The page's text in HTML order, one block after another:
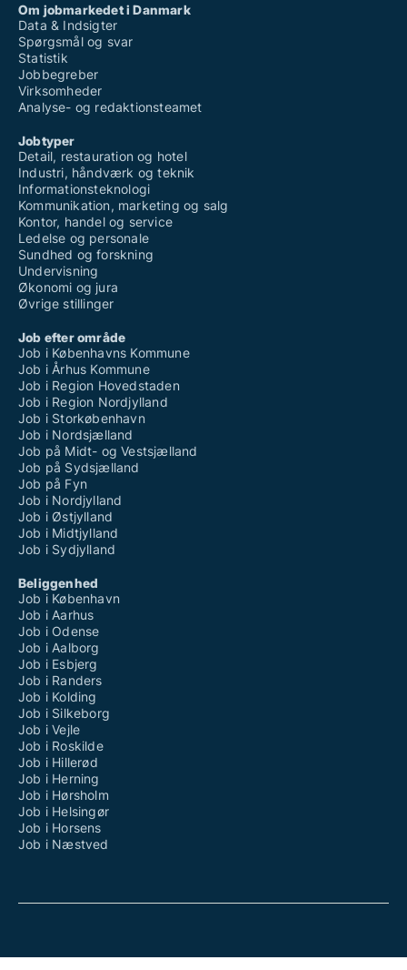
Om jobmarkedet i Danmark
Data & Indsigter
Spørgsmål og svar
Statistik
Jobbegreber
Virksomheder
Analyse- og redaktionsteamet
Jobtyper
Detail, restauration og hotel
Industri, håndværk og teknik
Informationsteknologi
Kommunikation, marketing og salg
Kontor, handel og service
Ledelse og personale
Sundhed og forskning
Undervisning
Økonomi og jura
Øvrige stillinger
Job efter område
Job i Københavns Kommune
Job i Århus Kommune
Job i Region Hovedstaden
Job i Region Nordjylland
Job i Storkøbenhavn
Job i Nordsjælland
Job på Midt- og Vestsjælland
Job på Sydsjælland
Job på Fyn
Job i Nordjylland
Job i Østjylland
Job i Midtjylland
Job i Sydjylland
Beliggenhed
Job i København
Job i Aarhus
Job i Odense
Job i Aalborg
Job i Esbjerg
Job i Randers
Job i Kolding
Job i Silkeborg
Job i Vejle
Job i Roskilde
Job i Hillerød
Job i Herning
Job i Hørsholm
Job i Helsingør
Job i Horsens
Job i Næstved